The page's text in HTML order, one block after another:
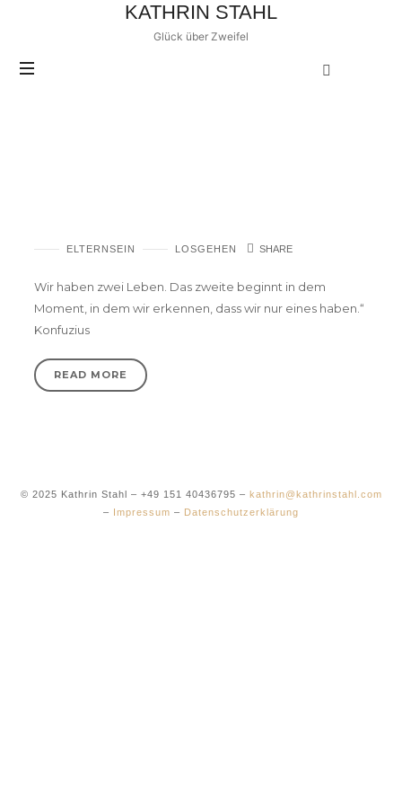
KATHRIN
STAHL
KATHRIN STAHL
Glück über Zweifel
ELTERNSEIN LOSGEHEN SHARE
Wir haben zwei Leben. Das zweite beginnt in dem
Moment, in dem wir erkennen, dass wir nur eines haben.“
Konfuzius
READ MORE
© 2025 Kathrin Stahl – +49 151 40436795 – kathrin@kathrinstahl.com
– Impressum – Datenschutzerklärung